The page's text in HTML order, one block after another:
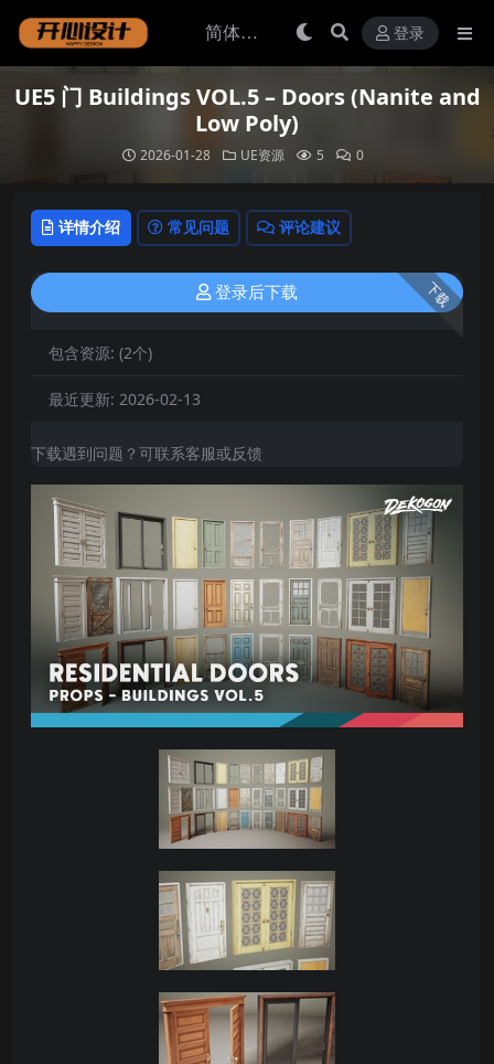
登录
UE5 门 Buildings VOL.5 – Doors (Nanite and
Low Poly)
2026-01-28 UE资源 5 0
详情介绍 常见问题 评论建议
下载
登录后下载
包含资源: (2个)
最近更新: 2026-02-13
下载遇到问题？可联系客服或反馈